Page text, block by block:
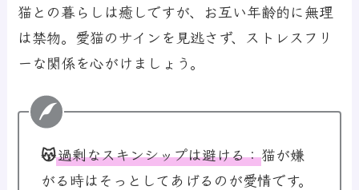
猫との暮らしは癒しですが、お互い年齢的に無理
は禁物。愛猫のサインを見逃さず、ストレスフリ
ーな関係を心がけましょう。
😽過剰なスキンシップは避ける：猫が嫌
がる時はそっとしてあげるのが愛情です。